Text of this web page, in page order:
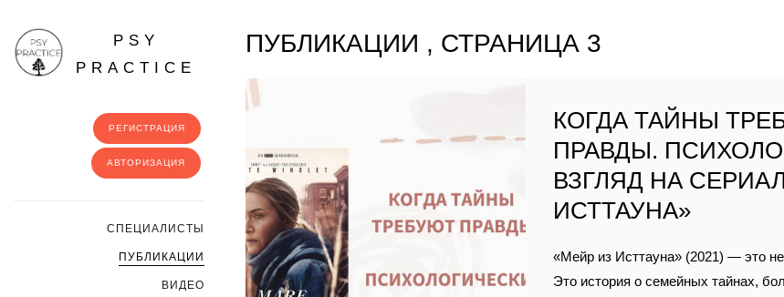
PSY
PRACTICE
РЕГИСТРАЦИЯ
АВТОРИЗАЦИЯ
CПЕЦИАЛИСТЫ
ПУБЛИКАЦИИ
ВИДЕО
ПУБЛИКАЦИИ , СТРАНИЦА 3
КОГДА ТАЙНЫ
ПРАВДЫ.
ВЗГЛЯД НА
ИСТТАУНА»
«Мейр из Исттауна» (2021) — это не
Это история о семейных тайнах,